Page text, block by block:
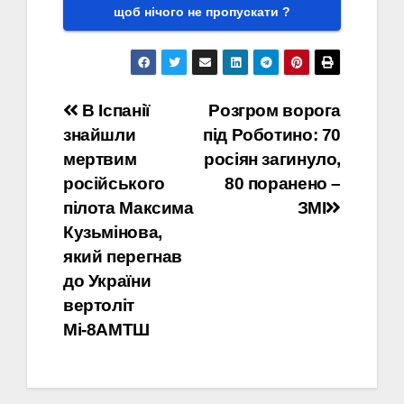
щоб нічого не пропускати ?
Навігація
записів
Розгром ворога
під Роботино: 70
росіян загинуло,
80 поранено –
ЗМІ
В Іспанії
знайшли
мертвим
російського
пілота Максима
Кузьмінова,
який перегнав
до України
вертоліт
Мі-8АМТШ